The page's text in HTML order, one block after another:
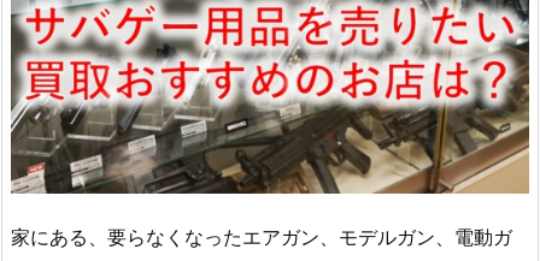
家にある、要らなくなったエアガン、モデルガン、電動ガ